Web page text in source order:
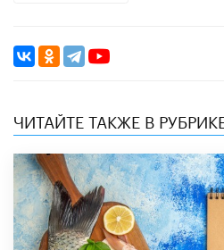
ЧИТАЙТЕ ТАКЖЕ В